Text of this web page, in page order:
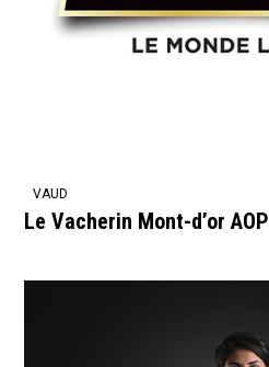
VAUD
Le Vacherin Mont-d’or AOP